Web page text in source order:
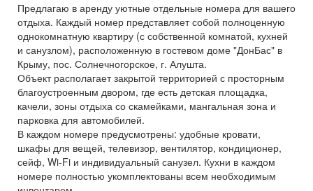
Предлагаю в аренду уютные отдельные номера для вашего
отдыха. Каждый номер представляет собой полноценную
однокомнатную квартиру (с собственной комнатой, кухней
и санузлом), расположенную в гостевом доме "ДонБас" в
Крыму, пос. Солнечногорское, г. Алушта.
Объект располагает закрытой территорией с просторным
благоустроенным двором, где есть детская площадка,
качели, зоны отдыха со скамейками, мангальная зона и
парковка для автомобилей.
В каждом номере предусмотрены: удобные кровати,
шкафы для вещей, телевизор, вентилятор, кондиционер,
сейф, Wi-Fi и индивидуальный санузел. Кухни в каждом
номере полностью укомплектованы всем необходимым